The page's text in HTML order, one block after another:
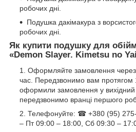
робочих дні.
Подушка дакімакура з
робочих дні.
Як купити подушку для
«Demon Slayer. Kimetsu no
Оформляйте замовлення
час. Передзвонимо вам
оформили замовлення у
передзвонимо вранці першого
Телефонуйте: ☎ +380 (95)
– Пт 09:00 – 18:00, Сб 09:30 –